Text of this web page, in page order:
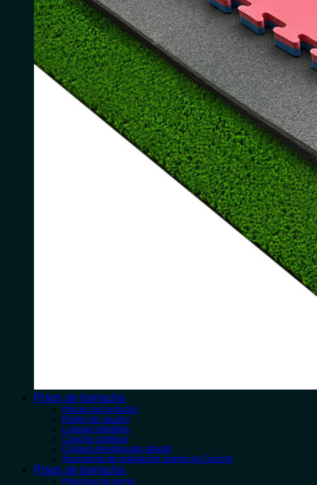
Pisos de borracha
Placas de borracha
Rollos de caucho
Losetas infantiles
Caucho contínuo
Césped Amortiguado Infantil
Accesorios de instalación suelos de Caucho
Pisos de borracha
Planchas de goma